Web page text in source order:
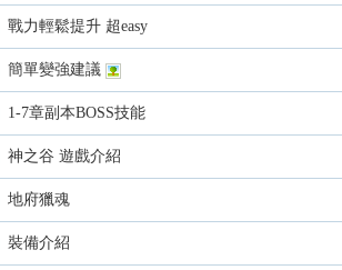
戰力輕鬆提升 超easy
簡單變強建議
1-7章副本BOSS技能
神之谷 遊戲介紹
地府獵魂
裝備介紹